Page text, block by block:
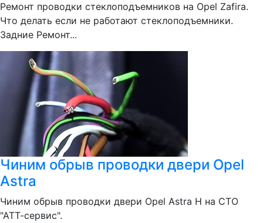
Ремонт проводки стеклоподъемников на Opel Zafira.
Что делать если не работают стеклоподъемники.
Задние Ремонт...
Чиним обрыв проводки двери Opel
Astra
Чиним обрыв проводки двери Opel Astra H на СТО
"АТТ-сервис".